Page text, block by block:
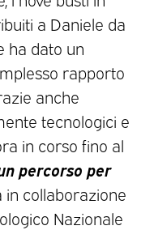
a Daniele da
ha dato un
rapporto
anche
tecnologici e
in corso fino al
percorso per
collaborazione
Nazionale